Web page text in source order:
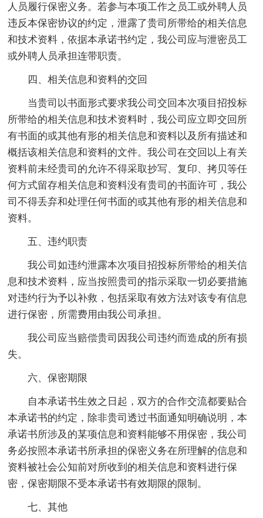
人员履行保密义务。若参与本项工作之员工或外聘人员
违反本保密协议的约定，泄露了贵司所带给的相关信息
和技术资料，依据本承诺书约定，我公司应与泄密员工
或外聘人员承担连带职责。
四、相关信息和资料的交回
当贵司以书面形式要求我公司交回本次项目招投标
所带给的相关信息和技术资料时，我公司应立即交回所
有书面的或其他有形的相关信息和资料以及所有描述和
概括该相关信息和资料的文件。我公司在交回以上有关
资料前未经贵司的允许不得采取抄写、复印、拷贝等任
何方式留存相关信息和资料没有贵司的书面许可，我公
司不得丢弃和处理任何书面的或其他有形的相关信息和
资料。
五、违约职责
我公司如违约泄露本次项目招投标所带给的相关信
息和技术资料，应当按照贵司的指示采取一切必要措施
对违约行为予以补救，包括采取有效方法对该专有信息
进行保密，所需费用由我公司承担。
我公司应当赔偿贵司因我公司违约而造成的所有损
失。
六、保密期限
自本承诺书生效之日起，双方的合作交流都要贴合
本承诺书的约定，除非贵司透过书面通知明确说明，本
承诺书所涉及的某项信息和资料能够不用保密，我公司
务必按照本承诺书所承担的保密义务在所理解的信息和
资料被社会公知前对所收到的相关信息和资料进行保
密，保密期限不受本承诺书有效期限的限制。
七、其他